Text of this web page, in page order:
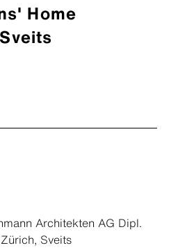
Home
Architekten AG Dipl.
Sveits